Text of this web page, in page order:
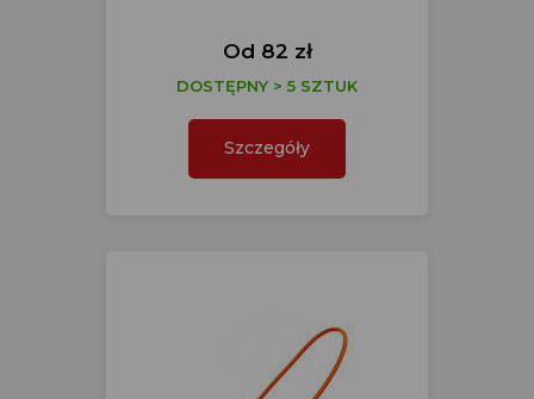
Od 82 zł
DOSTĘPNY > 5 SZTUK
Szczegóły